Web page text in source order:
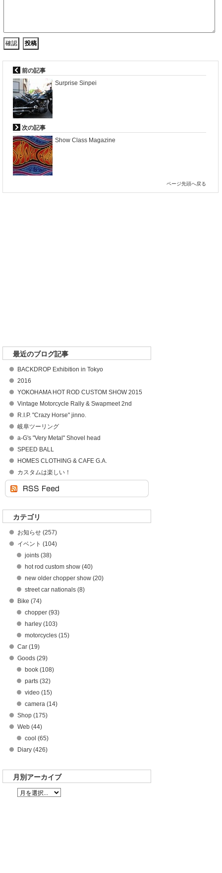
前の記事
Surprise Sinpei
次の記事
Show Class Magazine
ページ先頭へ戻る
最近のブログ記事
BACKDROP Exhibition in Tokyo
2016
YOKOHAMA HOT ROD CUSTOM SHOW 2015
Vintage Motorcycle Rally & Swapmeet 2nd
R.I.P. "Crazy Horse" jinno.
岐阜ツーリング
a-G's "Very Metal" Shovel head
SPEED BALL
HOMES CLOTHING & CAFE G.A.
カスタムは楽しい！
カテゴリ
お知らせ (257)
イベント (104)
joints (38)
hot rod custom show (40)
new older chopper show (20)
street car nationals (8)
Bike (74)
chopper (93)
harley (103)
motorcycles (15)
Car (19)
Goods (29)
book (108)
parts (32)
video (15)
camera (14)
Shop (175)
Web (44)
cool (65)
Diary (426)
月別アーカイブ